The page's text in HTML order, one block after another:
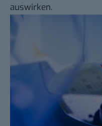
auswirken.